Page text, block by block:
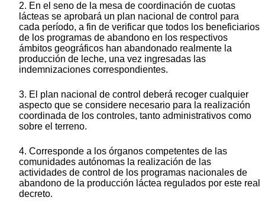
2. En el seno de la mesa de coordinación de cuotas
lácteas se aprobará un plan nacional de control para
cada período, a fin de verificar que todos los beneficiarios
de los programas de abandono en los respectivos
ámbitos geográficos han abandonado realmente la
producción de leche, una vez ingresadas las
indemnizaciones correspondientes.
3. El plan nacional de control deberá recoger cualquier
aspecto que se considere necesario para la realización
coordinada de los controles, tanto administrativos como
sobre el terreno.
4. Corresponde a los órganos competentes de las
comunidades autónomas la realización de las
actividades de control de los programas nacionales de
abandono de la producción láctea regulados por este real
decreto.